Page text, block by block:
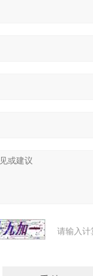
请输入计